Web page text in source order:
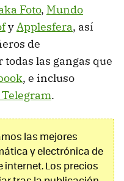
Foto, Mundo
yApplesfera, así
de
todas las gangas que
, e incluso
.
las mejores
y electrónica de
Los precios